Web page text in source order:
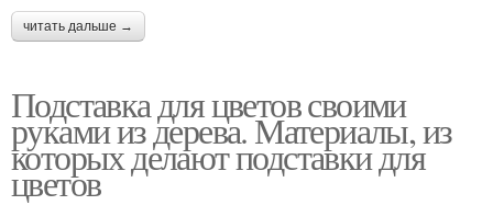
читать дальше →
Подставка для цветов своими
руками из дерева. Материалы, из
которых делают подставки для
цветов